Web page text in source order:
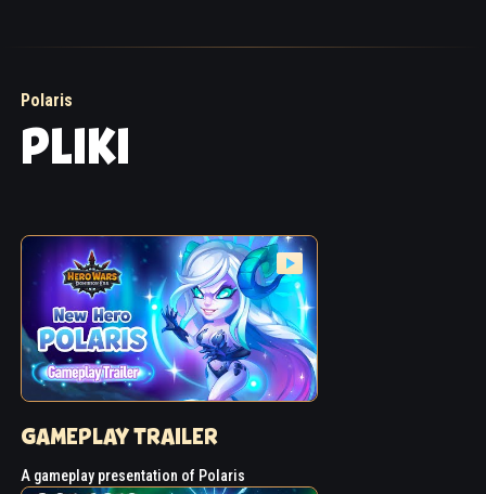
Polaris
PLIKI
GAMEPLAY TRAILER
A gameplay presentation of Polaris